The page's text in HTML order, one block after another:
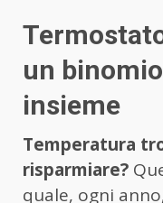
un
insieme
Temperatura
risparmiare?
quale, ogni